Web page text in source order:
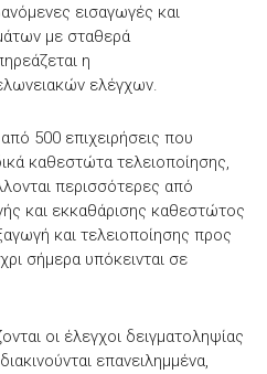
εισαγωγές και
με σταθερά
η
ελέγχων.
500 επιχειρήσεις που
καθεστώτα τελειοποίησης,
περισσότερες από
και εκκαθάρισης καθεστώτος
και τελειοποίησης προς
σήμερα υπόκεινται σε
οι έλεγχοι δειγματοληψίας
επανειλημμένα,